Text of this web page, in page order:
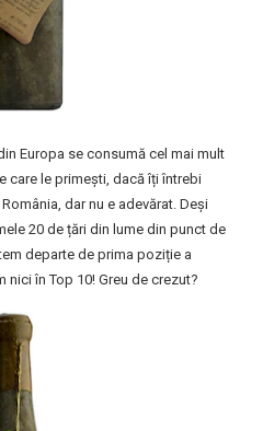
Europa se consumă cel mai mult
care le primești, dacă îți întrebi
dar nu e adevărat. Deși
20 de țări din lume din punct de
departe de prima poziție a
nici în Top 10! Greu de crezut?